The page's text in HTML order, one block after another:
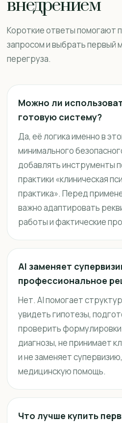
внедрением
Короткие ответы помогают
запросом и выбрать первый
перегруза.
Можно ли
готовую систему?
Да, её логика именно в
минимального
добавлять инструменты
практики «клиническая
практика». Перед
важно адаптировать
работы и фактические
AI заменяет
профессиональное
Нет. AI помогает
увидеть гипотезы,
проверить
диагнозы, не принимает
и не заменяет
медицинскую помощь.
Что лучше купить